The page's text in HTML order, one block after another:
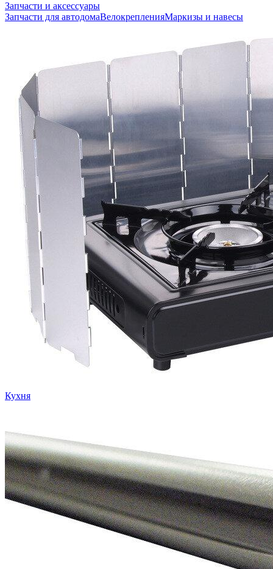
Запчасти и аксессуары
Запчасти для автодомаВелокрепленияМаркизы и навесы
Кухня